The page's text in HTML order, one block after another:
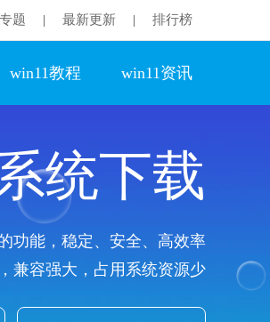
题 最新更新 排行榜
win11教程 win11资讯
统下载
功能，稳定、安全、高效率
兼容强大，占用系统资源少